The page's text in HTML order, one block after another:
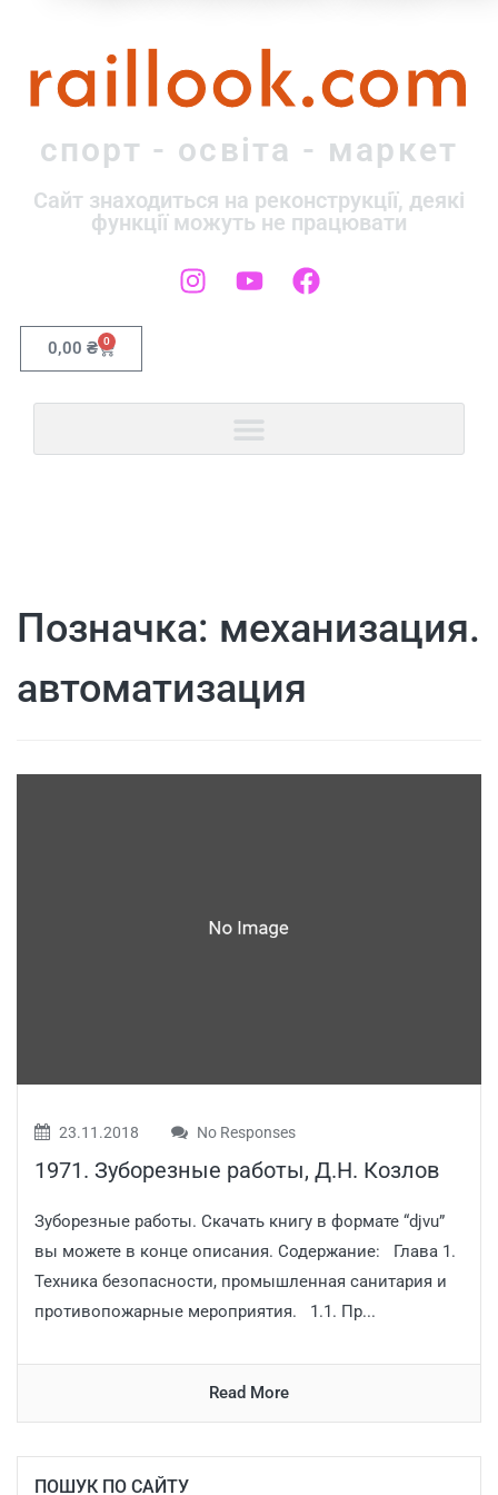
raillook.com
спорт - освіта - маркет
Сайт знаходиться на реконструкції, деякі
функції можуть не працювати
0,00 ₴ 0
Позначка: механизация.
автоматизация
23.11.2018 No Responses
1971. Зуборезные работы, Д.Н. Козлов
Зуборезные работы. Скачать книгу в формате “djvu”
вы можете в конце описания. Содержание: Глава 1.
Техника безопасности, промышленная санитария и
противопожарные мероприятия. 1.1. Пр...
Read More
ПОШУК ПО САЙТУ